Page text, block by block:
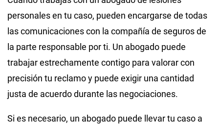
personales en tu caso, pueden encargarse de todas
las comunicaciones con la compañía de seguros de
la parte responsable por ti. Un abogado puede
trabajar estrechamente contigo para valorar con
precisión tu reclamo y puede exigir una cantidad
justa de acuerdo durante las negociaciones.
Si es necesario, un abogado puede llevar tu caso a